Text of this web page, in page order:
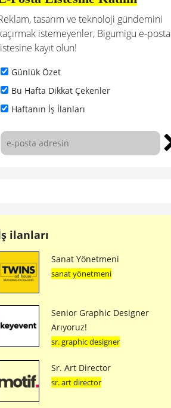
tasarım ve teknoloji gündemini
istemeyenler, Bigumigu e-posta
kayıt olun!
Günlük Özet
Bu Hafta Dikkat Çekenler
Haftanın İş İlanları
ilanları
Sanat Yönetmeni
sanat yönetmeni
Senior Graphic Designer
Arıyoruz!
sr. graphic designer
Sr. Art Director
sr. art director